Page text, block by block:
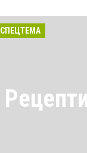
СПЕЦТЕМА